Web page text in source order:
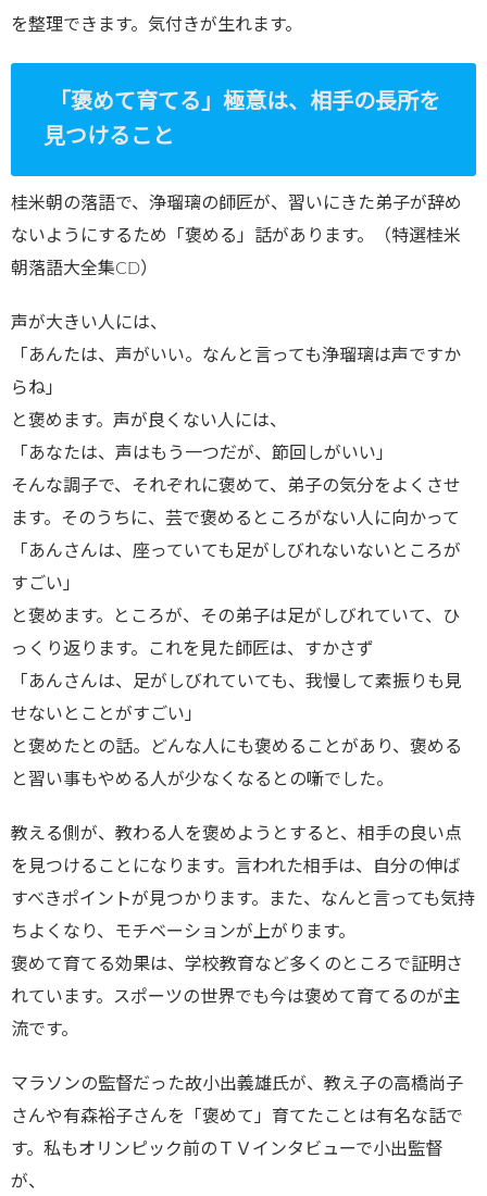
を整理できます。気付きが生れます。
「褒めて育てる」極意は、相手の長所を
見つけること
桂米朝の落語で、浄瑠璃の師匠が、習いにきた弟子が辞め
ないようにするため「褒める」話があります。（特選桂米
朝落語大全集CD）
声が大きい人には、
「あんたは、声がいい。なんと言っても浄瑠璃は声ですか
らね」
と褒めます。声が良くない人には、
「あなたは、声はもう一つだが、節回しがいい」
そんな調子で、それぞれに褒めて、弟子の気分をよくさせ
ます。そのうちに、芸で褒めるところがない人に向かって
「あんさんは、座っていても足がしびれないないところが
すごい」
と褒めます。ところが、その弟子は足がしびれていて、ひ
っくり返ります。これを見た師匠は、すかさず
「あんさんは、足がしびれていても、我慢して素振りも見
せないとことがすごい」
と褒めたとの話。どんな人にも褒めることがあり、褒める
と習い事もやめる人が少なくなるとの噺でした。
教える側が、教わる人を褒めようとすると、相手の良い点
を見つけることになります。言われた相手は、自分の伸ば
すべきポイントが見つかります。また、なんと言っても気持
ちよくなり、モチベーションが上がります。
褒めて育てる効果は、学校教育など多くのところで証明さ
れています。スポーツの世界でも今は褒めて育てるのが主
流です。
マラソンの監督だった故小出義雄氏が、教え子の高橋尚子
さんや有森裕子さんを「褒めて」育てたことは有名な話で
す。私もオリンピック前のＴＶインタビューで小出監督
が、